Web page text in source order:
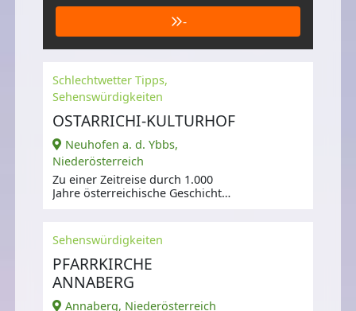
-
Schlechtwetter Tipps,
Sehenswürdigkeiten
OSTARRICHI-KULTURHOF
Neuhofen a. d. Ybbs,
Niederösterreich
Zu einer Zeitreise durch 1.000
Jahre österreichische Geschichte
Sehenswürdigkeiten
PFARRKIRCHE
ANNABERG
Annaberg, Niederösterreich